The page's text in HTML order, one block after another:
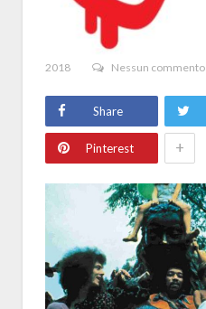
2018 Nessun commento
Share
Pinterest +